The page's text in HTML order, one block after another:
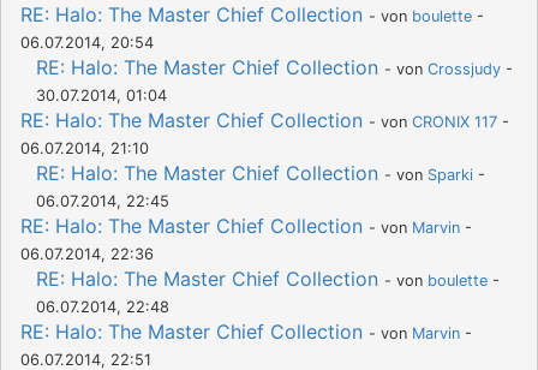
RE: Halo: The Master Chief Collection - von boulette -
06.07.2014, 20:54
RE: Halo: The Master Chief Collection - von Crossjudy -
30.07.2014, 01:04
RE: Halo: The Master Chief Collection - von CRONIX 117 -
06.07.2014, 21:10
RE: Halo: The Master Chief Collection - von Sparki -
06.07.2014, 22:45
RE: Halo: The Master Chief Collection - von Marvin -
06.07.2014, 22:36
RE: Halo: The Master Chief Collection - von boulette -
06.07.2014, 22:48
RE: Halo: The Master Chief Collection - von Marvin -
06.07.2014, 22:51